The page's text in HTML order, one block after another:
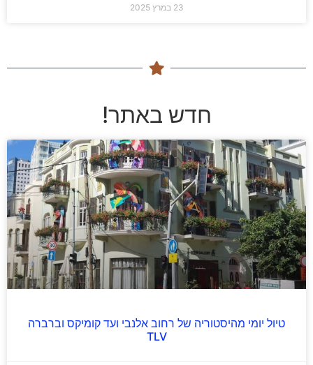
חדש באתר!
טיול יומי מהיסטוריה של רחוב אלנבי ועד קומיקס וברברה
TLV